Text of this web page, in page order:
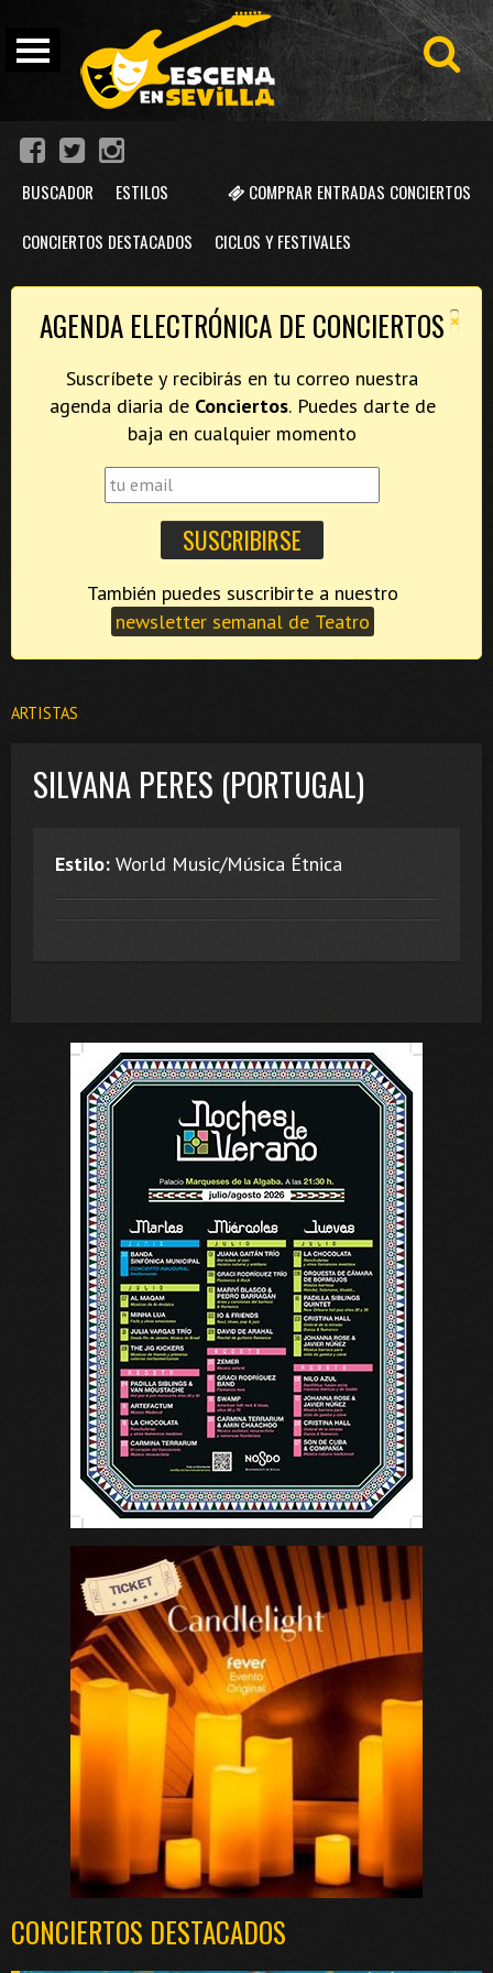
COMPRAR ENTRADAS CONCIERTOS
BUSCADOR ESTILOS
CONCIERTOS DESTACADOS CICLOS Y FESTIVALES
×
AGENDA ELECTRÓNICA DE CONCIERTOS
Suscríbete y recibirás en tu correo nuestra
agenda diaria de Conciertos. Puedes darte de
baja en cualquier momento
newsletter semanal de Teatro
ARTISTAS
SILVANA PERES (PORTUGAL)
Estilo: World Music/Música Étnica
CONCIERTOS DESTACADOS